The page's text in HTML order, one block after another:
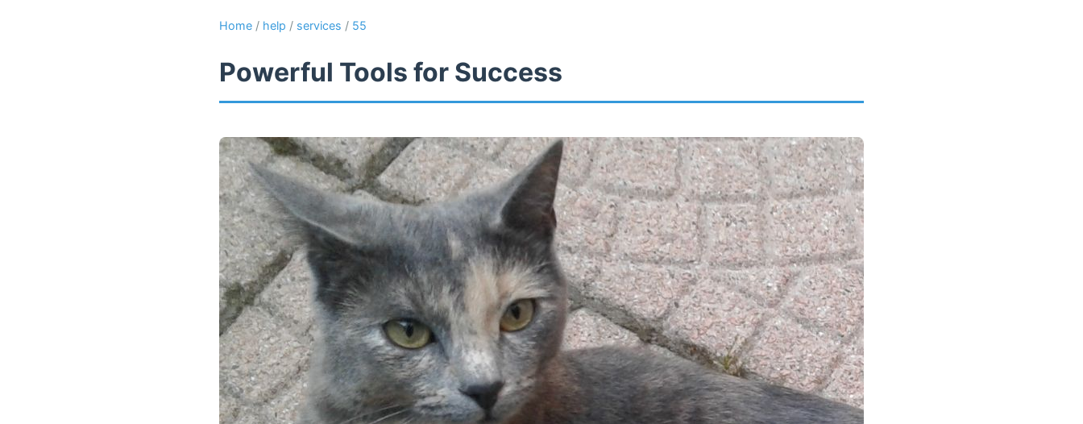
Home / help / services / 55
Powerful Tools for Success